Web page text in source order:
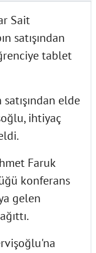
Sait
satışından
tablet
elde
ihtiyaç
Faruk
konferans
gelen